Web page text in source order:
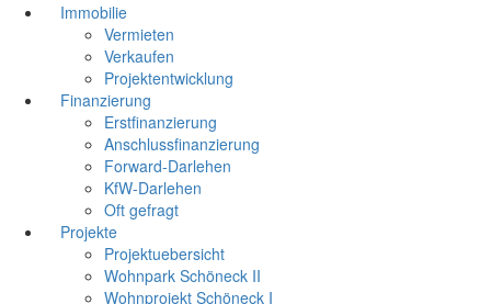
Immobilie
Vermieten
Verkaufen
Projektentwicklung
Finanzierung
Erstfinanzierung
Anschlussfinanzierung
Forward-Darlehen
KfW-Darlehen
Oft gefragt
Projekte
Projektuebersicht
Wohnpark Schöneck II
Wohnprojekt Schöneck I